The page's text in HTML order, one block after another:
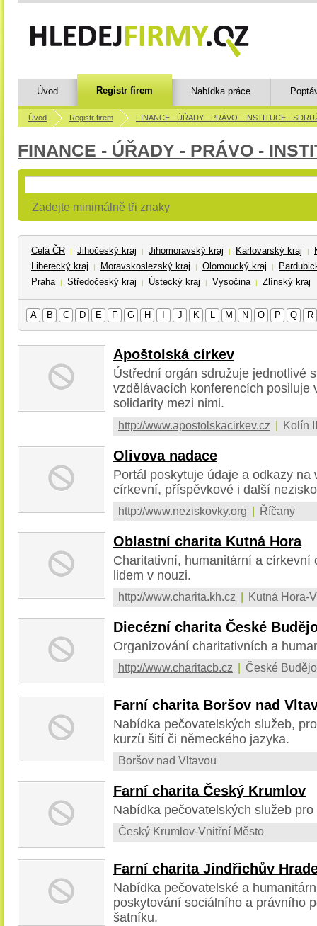
Úvod Registr firem Nabídka práce
Úvod Registr firem FINANCE - ÚŘADY - PRÁVO - INSTITUCE -
FINANCE - ÚŘADY - PRÁVO -
Zadejte minimálně tři znaky
Celá ČR | Jihočeský kraj | Jihomoravský kraj | Karlovarský kraj |
Liberecký kraj
| Moravskoslezský kraj | Olomoucký kraj |
Praha
| Středočeský kraj | Ústecký kraj | Vysočina | Zlínský kraj
A B C D E F G H J K L M N O P Q R
Apoštolská církev
Ústřední orgán sdružuje jednotlivé
vzdělávacích konferencích posiluje
solidarity mezi nimi.
http://www.apostolskacirkev.cz | Kolín II
Olivova nadace
Portál poskytuje údaje a odkazy na
církevní, příspěvkové i další
http://www.neziskovky.org | Říčany
Oblastní charita Kutná Hora
Charitativní, humanitární a církevní
lidem v nouzi.
http://www.charita.kh.cz | Kutná Hora-
Diecézní charita České
Organizování charitativních a
http://www.charitacb.cz | České
Farní charita Boršov nad
Nabídka pečovatelských služeb,
kurzů šití či německého jazyka.
Boršov nad Vltavou
Farní charita Český Krumlov
Nabídka pečovatelských služeb pro
Český Krumlov-Vnitřní Město
Farní charita Jindřichův
Nabídka pečovatelské a
poskytování sociálního a právního
šatníku.